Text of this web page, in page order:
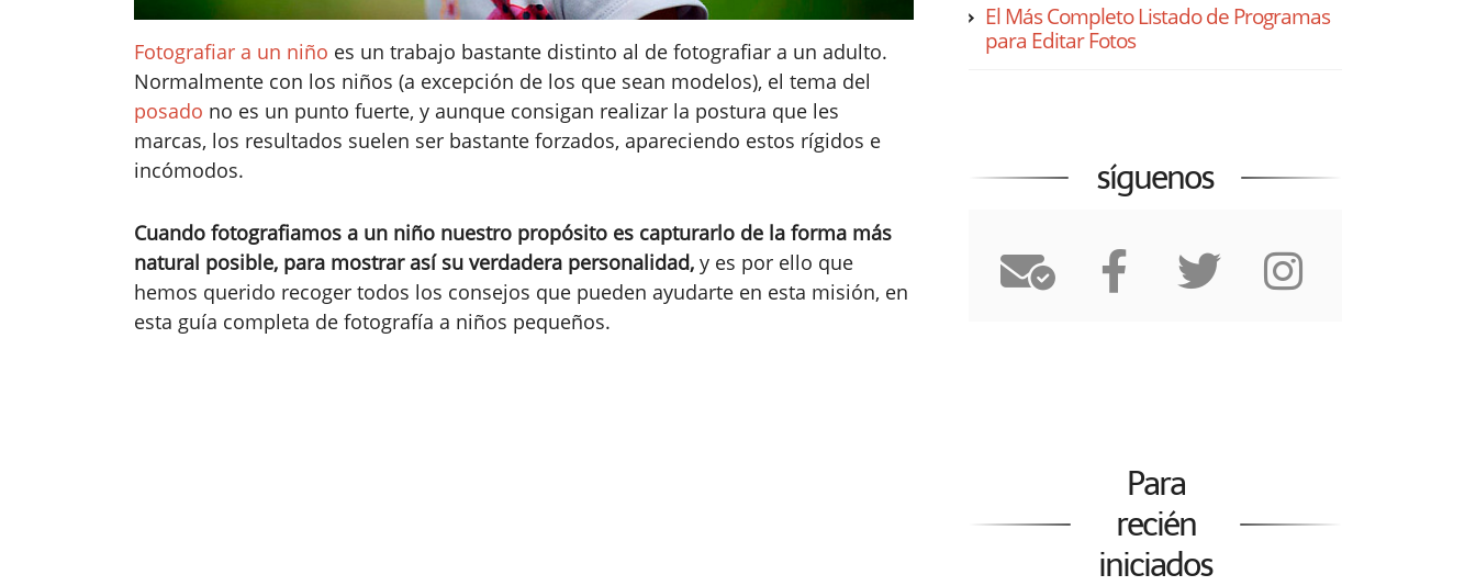
Fotografiar a un niño es un trabajo bastante distinto al de fotografiar a un adulto.
Normalmente con los niños (a excepción de los que sean modelos), el tema del
posado no es un punto fuerte, y aunque consigan realizar la postura que les
marcas, los resultados suelen ser bastante forzados, apareciendo estos rígidos e
incómodos.
Cuando fotografiamos a un niño nuestro propósito es capturarlo de la forma más
natural posible, para mostrar así su verdadera personalidad, y es por ello que
hemos querido recoger todos los consejos que pueden ayudarte en esta misión, en
esta guía completa de fotografía a niños pequeños.
El Más Completo Listado de Programas
para Editar Fotos
síguenos
Para
recién
iniciados